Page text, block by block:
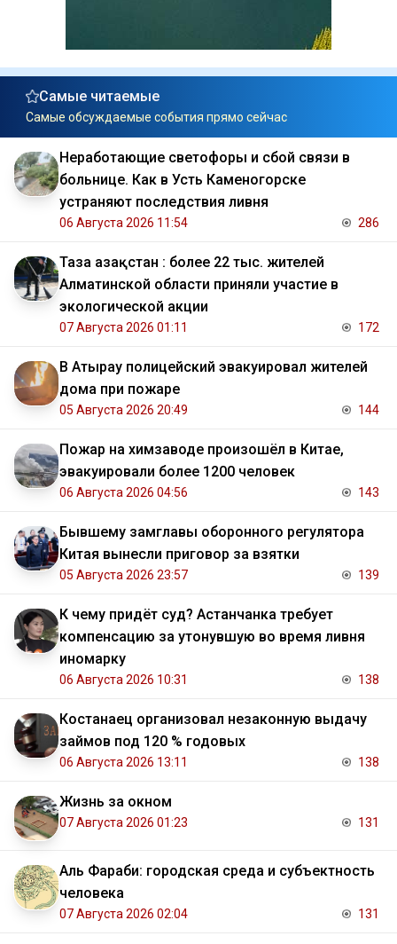
Самые читаемые
Самые обсуждаемые события прямо сейчас
Неработающие светофоры и сбой связи в
больнице. Как в Усть Каменогорске
устраняют последствия ливня
06 Августа 2026 11:54 286
Таза Қазақстан : более 22 тыс. жителей
Алматинской области приняли участие в
экологической акции
07 Августа 2026 01:11 172
В Атырау полицейский эвакуировал жителей
дома при пожаре
05 Августа 2026 20:49 144
Пожар на химзаводе произошёл в Китае,
эвакуировали более 1200 человек
06 Августа 2026 04:56 143
Бывшему замглавы оборонного регулятора
Китая вынесли приговор за взятки
05 Августа 2026 23:57 139
К чему придёт суд? Астанчанка требует
компенсацию за утонувшую во время ливня
иномарку
06 Августа 2026 10:31 138
Костанаец организовал незаконную выдачу
займов под 120 % годовых
06 Августа 2026 13:11 138
Жизнь за окном
07 Августа 2026 01:23 131
Аль Фараби: городская среда и субъектность
человека
07 Августа 2026 02:04 131